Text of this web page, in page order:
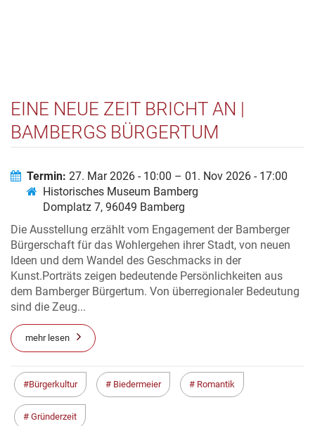
EINE NEUE ZEIT BRICHT AN |
BAMBERGS BÜRGERTUM
GRÜNDERZEIT
Termin: 27. Mar 2026 - 10:00 – 01. Nov 2026 - 17:00
Historisches Museum Bamberg
Domplatz 7, 96049 Bamberg
Die Ausstellung erzählt vom Engagement der Bamberger
Bürgerschaft für das Wohlergehen ihrer Stadt, von neuen
Ideen und dem Wandel des Geschmacks in der
Kunst.Porträts zeigen bedeutende Persönlichkeiten aus
dem Bamberger Bürgertum. Von überregionaler Bedeutung
sind die Zeug...
mehr lesen
Bürgerkultur Biedermeier Romantik
Gründerzeit